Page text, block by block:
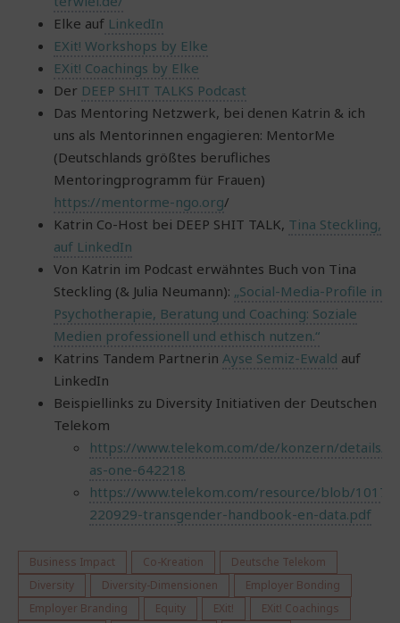
Elke auf LinkedIn
EXit! Workshops by Elke
EXit! Coachings by Elke
Der DEEP SHIT TALKS Podcast
Das Mentoring Netzwerk, bei denen Katrin & ich
uns als Mentorinnen engagieren: MentorMe
(Deutschlands größtes berufliches
Mentoringprogramm für Frauen)
https://mentorme-ngo.org/
Katrin Co-Host bei DEEP SHIT TALK, Tina Steckling,
auf LinkedIn
Von Katrin im Podcast erwähntes Buch von Tina
Steckling (& Julia Neumann): „Social-Media-Profile in
Psychotherapie, Beratung und Coaching: Soziale
Medien professionell und ethisch nutzen.“
Katrins Tandem Partnerin Ayse Semiz-Ewald auf
LinkedIn
Beispiellinks zu Diversity Initiativen der Deutschen
Telekom
https://www.telekom.com/de/konzern/details/
as-one-642218
https://www.telekom.com/resource/blob/
220929-transgender-handbook-en-data.pdf
Business Impact Co-Kreation
Deutsche Telekom
Diversity
Diversity-Dimensionen
Employer Bonding
Employer Branding
Equity EXit!
EXit! Coachings